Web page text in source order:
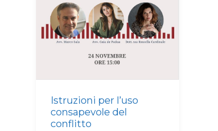
Istruzioni per l’uso
consapevole del
conflitto